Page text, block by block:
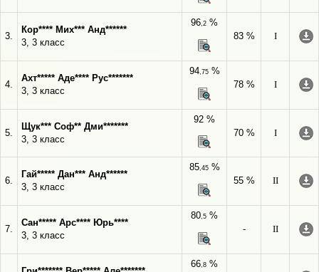
3.
Кор**** Мих*** Анд******
3, 3 класс
96,2 %
83 %
I
4.
Ахт***** Аде**** Рус*******
3, 3 класс
94,75%
78 %
I
5.
Щук*** Соф** Дми*******
3, 3 класс
92 %
70 %
I
6.
Гай***** Дан*** Анд******
3, 3 класс
85,45%
55 %
II
7.
Сан***** Арс**** Юрь****
3, 3 класс
80,5 %
-
II
66,8 %